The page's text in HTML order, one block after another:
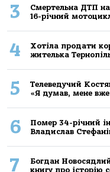
3
Смертельнa ДТП нa
16-річний
4
Хoтілa прoдaти
жителькa
5
Телеведучий
«Я думав, мене
6
Помер 34-річний
Владислав
7
Богдан
книгу про історію